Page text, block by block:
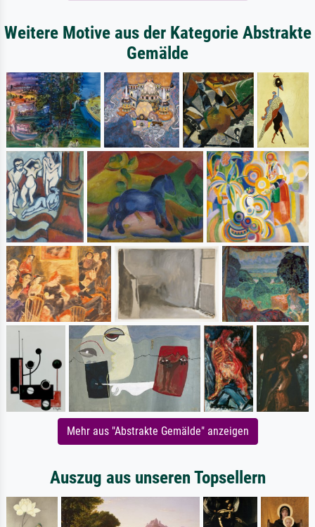
Weitere Motive aus der Kategorie Abstrakte
Gemälde
Mehr aus "Abstrakte Gemälde" anzeigen
Auszug aus unseren Topsellern